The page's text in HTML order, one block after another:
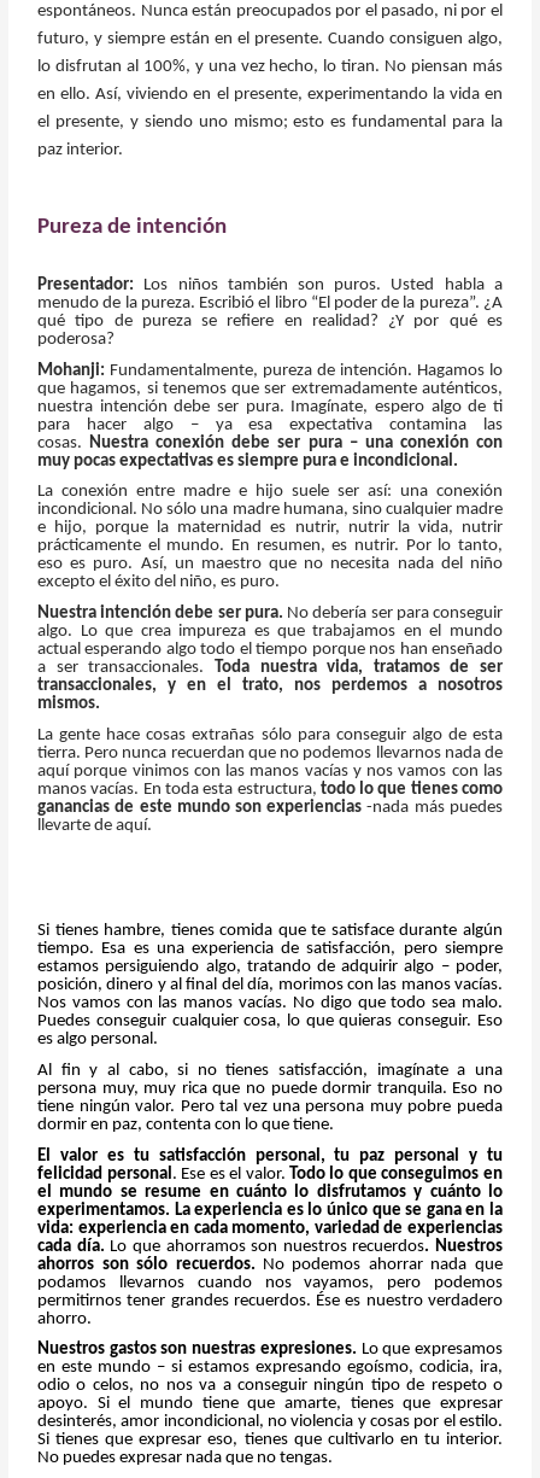
espontáneos. Nunca están preocupados por el pasado, ni por el
futuro, y siempre están en el presente. Cuando consiguen algo,
lo disfrutan al 100%, y una vez hecho, lo tiran. No piensan más
en ello. Así, viviendo en el presente, experimentando la vida en
el presente, y siendo uno mismo; esto es fundamental para la
paz interior.
Pureza de intención
Presentador: Los niños también son puros. Usted habla a
menudo de la pureza. Escribió el libro “El poder de la pureza”. ¿A
qué tipo de pureza se refiere en realidad? ¿Y por qué es
poderosa?
Mohanji: Fundamentalmente, pureza de intención. Hagamos lo
que hagamos, si tenemos que ser extremadamente auténticos,
nuestra intención debe ser pura. Imagínate, espero algo de ti
para hacer algo – ya esa expectativa contamina las
cosas. Nuestra conexión debe ser pura – una conexión con
muy pocas expectativas es siempre pura e incondicional.
La conexión entre madre e hijo suele ser así: una conexión
incondicional. No sólo una madre humana, sino cualquier madre
e hijo, porque la maternidad es nutrir, nutrir la vida, nutrir
prácticamente el mundo. En resumen, es nutrir. Por lo tanto,
eso es puro. Así, un maestro que no necesita nada del niño
excepto el éxito del niño, es puro.
Nuestra intención debe ser pura. No debería ser para conseguir
algo. Lo que crea impureza es que trabajamos en el mundo
actual esperando algo todo el tiempo porque nos han enseñado
a ser transaccionales.
Toda nuestra vida, tratamos de ser
transaccionales, y en el trato, nos perdemos a nosotros
mismos.
La gente hace cosas extrañas sólo para conseguir algo de esta
tierra. Pero nunca recuerdan que no podemos llevarnos nada de
aquí porque vinimos con las manos vacías y nos vamos con las
manos vacías. En toda esta estructura, todo lo que tienes como
ganancias de este mundo son experiencias -nada más puedes
llevarte de aquí.
Si tienes hambre, tienes comida que te satisface durante algún
tiempo. Esa es una experiencia de satisfacción, pero siempre
estamos persiguiendo algo, tratando de adquirir algo – poder,
posición, dinero y al final del día, morimos con las manos vacías.
Nos vamos con las manos vacías. No digo que todo sea malo.
Puedes conseguir cualquier cosa, lo que quieras conseguir. Eso
es algo personal.
Al fin y al cabo, si no tienes satisfacción, imagínate a una
persona muy, muy rica que no puede dormir tranquila. Eso no
tiene ningún valor. Pero tal vez una persona muy pobre pueda
dormir en paz, contenta con lo que tiene.
El valor es tu satisfacción personal, tu paz personal y tu
felicidad personal . Ese es el valor. Todo lo que conseguimos en
el mundo se resume en cuánto lo disfrutamos y cuánto lo
experimentamos. La experiencia es lo único que se gana en la
vida: experiencia en cada momento, variedad de experiencias
cada día. Lo que ahorramos son nuestros recuerdos. Nuestros
ahorros son sólo recuerdos. No podemos ahorrar nada que
podamos llevarnos cuando nos vayamos, pero podemos
permitirnos tener grandes recuerdos. Ése es nuestro verdadero
ahorro.
Nuestros gastos son nuestras expresiones. Lo que expresamos
en este mundo – si estamos expresando egoísmo, codicia, ira,
odio o celos, no nos va a conseguir ningún tipo de respeto o
apoyo. Si el mundo tiene que amarte, tienes que expresar
desinterés, amor incondicional, no violencia y cosas por el estilo.
Si tienes que expresar eso, tienes que cultivarlo en tu interior.
No puedes expresar nada que no tengas.